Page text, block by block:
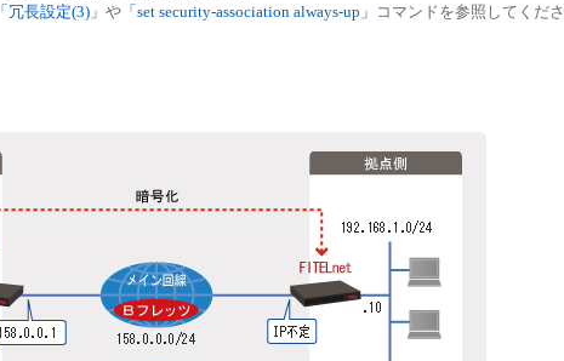
「冗長設定(3)」 や 「set security-association always-up」 コマンドを参照してくださ